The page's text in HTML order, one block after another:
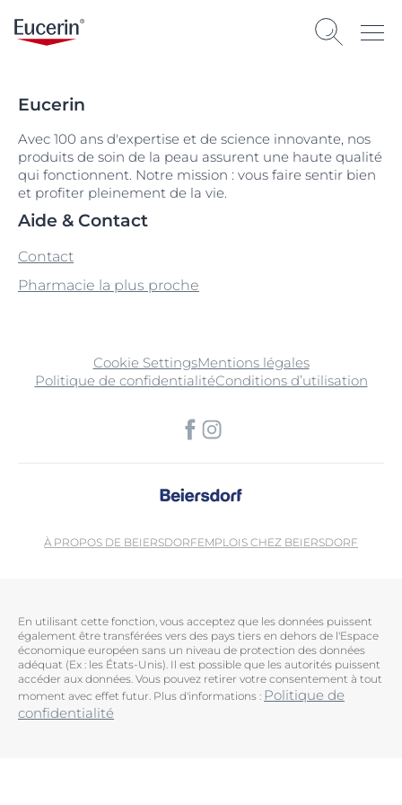
Eucerin
Avec 100 ans d'expertise et de science innovante, nos
produits de soin de la peau assurent une haute qualité
qui fonctionnent. Notre mission : vous faire sentir bien
et profiter pleinement de la vie.
Aide & Contact
Contact
Pharmacie la plus proche
Cookie SettingsMentions légales
Politique de confidentialitéConditions d’utilisation
À PROPOS DE BEIERSDORFEMPLOIS CHEZ BEIERSDORF
En utilisant cette fonction, vous acceptez que les données puissent
également être transférées vers des pays tiers en dehors de l'Espace
économique européen sans un niveau de protection des données
adéquat (Ex : les États-Unis). Il est possible que les autorités puissent
accéder aux données. Vous pouvez retirer votre consentement à tout
moment avec effet futur. Plus d'informations : Politique de
confidentialité